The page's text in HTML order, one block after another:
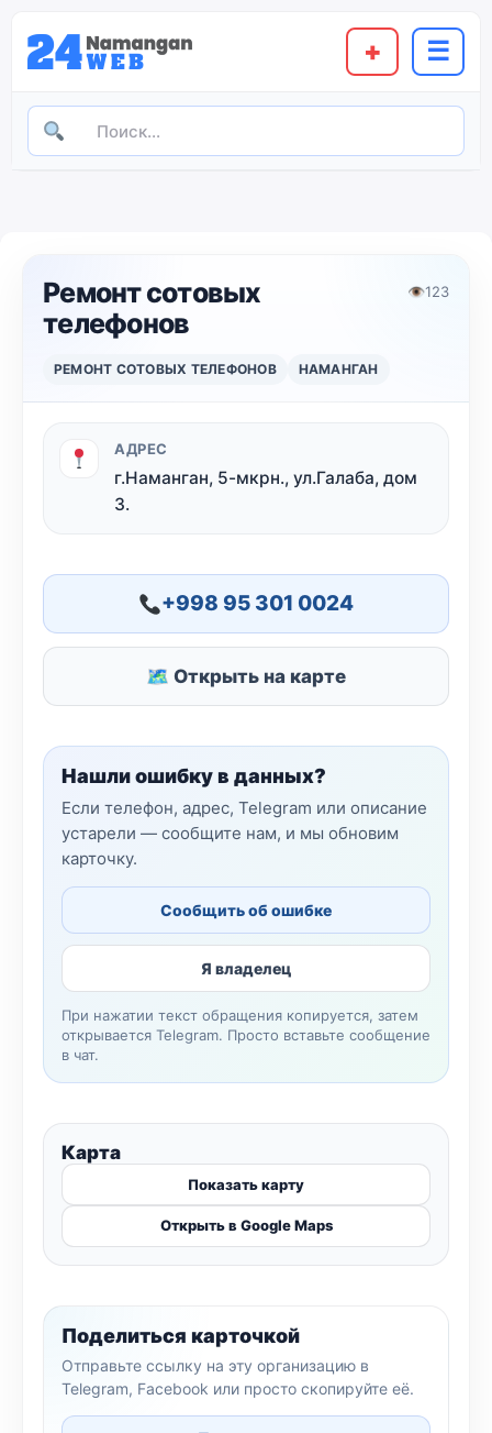
+ ☰
Ремонт сотовых
телефонов
👁123
РЕМОНТ СОТОВЫХ ТЕЛЕФОНОВ НАМАНГАН
АДРЕС
г.Наманган, 5-мкрн., ул.Галаба, дом
3.
+998 95 301 0024
🗺 Открыть на карте
Нашли ошибку в данных?
Если телефон, адрес, Telegram или описание
устарели — сообщите нам, и мы обновим
карточку.
Сообщить об ошибке
Я владелец
При нажатии текст обращения копируется, затем
открывается Telegram. Просто вставьте сообщение
в чат.
Карта
Показать карту
Открыть в Google Maps
Поделиться карточкой
Отправьте ссылку на эту организацию в
Telegram, Facebook или просто скопируйте её.